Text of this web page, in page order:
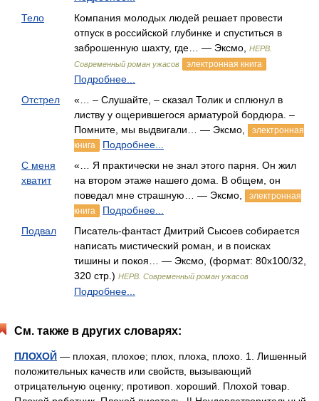
Тело
Компания молодых людей решает провести
отпуск в российской глубинке и спуститься в
заброшенную шахту, где… — Эксмо,
НЕРВ.
Современный роман ужасов
электронная книга
Подробнее...
Отстрел
«… – Слушайте, – сказал Толик и сплюнул в
листву у ощерившегося арматурой бордюра. –
Помните, мы выдвигали… — Эксмо,
электронная
книга
Подробнее...
С меня
хватит
«… Я практически не знал этого парня. Он жил
на втором этаже нашего дома. В общем, он
поведал мне страшную… — Эксмо,
электронная
книга
Подробнее...
Подвал
Писатель-фантаст Дмитрий Сысоев собирается
написать мистический роман, и в поисках
тишины и покоя… — Эксмо, (формат: 80x100/32,
320 стр.) НЕРВ. Современный роман ужасов
Подробнее...
См. также в других словарях:
ПЛОХОЙ — плохая, плохое; плох, плоха, плохо. 1. Лишенный
положительных качеств или свойств, вызывающий
отрицательную оценку; противоп. хороший. Плохой товар.